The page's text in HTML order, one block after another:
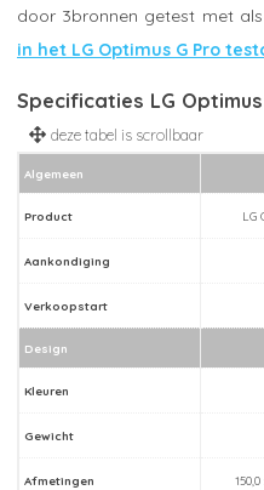
door 3bronnen getest met
in het LG Optimus G Pro
Specificaties LG
Algemeen
Product LG
Aankondiging
Verkoopstart
Design
Kleuren
Gewicht
Afmetingen